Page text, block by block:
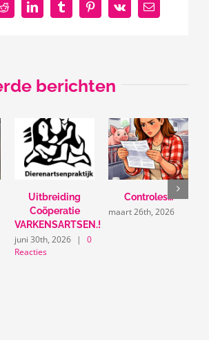
RedditLinkedInTumblr PinterestVk
E-
mail
berichten
Uitbreiding
Coöperatie
VARKENSARTSEN.!
juni 30th, 2026 |
0
Reacties
Controles…
maart 26th, 2026